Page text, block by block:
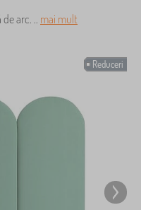
arc. .. mai mult
Reduceri